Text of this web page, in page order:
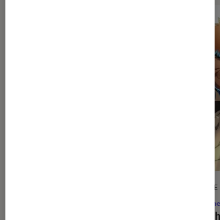
ARTICLE